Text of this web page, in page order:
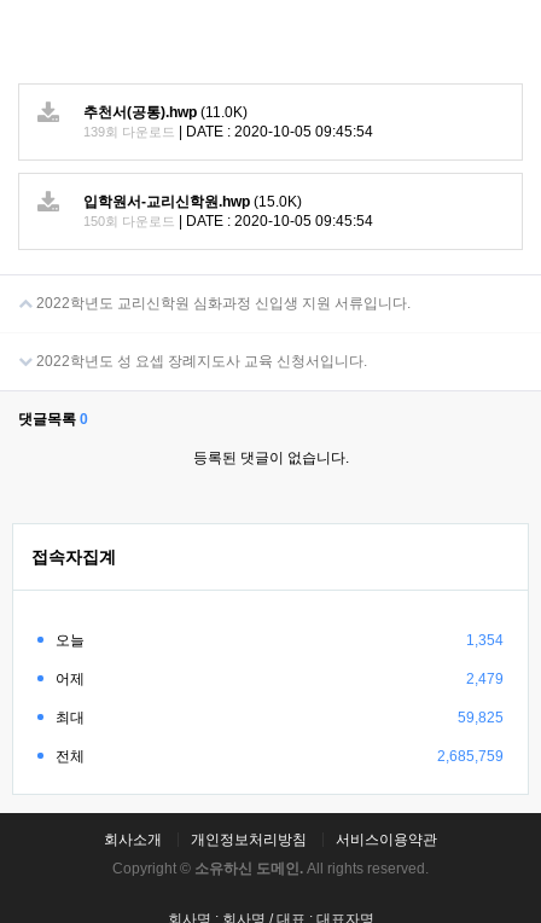
추천서(공통).hwp (11.0K)
139회 다운로드 | DATE : 2020-10-05 09:45:54
입학원서-교리신학원.hwp (15.0K)
150회 다운로드 | DATE : 2020-10-05 09:45:54
2022학년도 교리신학원 심화과정 신입생 지원 서류입니다.
2022학년도 성 요셉 장례지도사 교육 신청서입니다.
댓글목록 0
등록된 댓글이 없습니다.
접속자집계
오늘 1,354
어제 2,479
최대 59,825
전체 2,685,759
회사소개 개인정보처리방침
서비스이용약관
Copyright © 소유하신 도메인. All rights reserved.
회사명 : 회사명 / 대표 : 대표자명